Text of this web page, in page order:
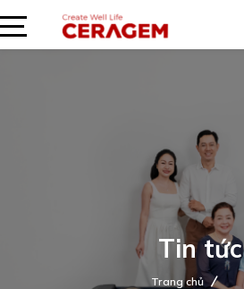
to
Tin tức
Trang chủ